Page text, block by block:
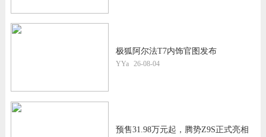
极狐阿尔法T7内饰官图发布
YYa 26-08-04
预售31.98万元起，腾势Z9S正式亮相